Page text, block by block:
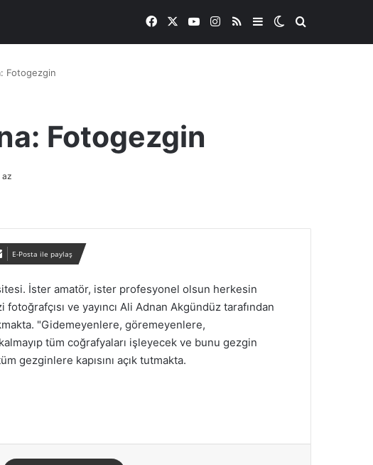
FacebookYouTubeInstagram
RSSKenar Bölmesi
Dış görünümü
Fotogezgin
Fotogezgin
E-Posta ile paylaş
İster amatör, ister profesyonel olsun herkesin
ve yayıncı Ali Adnan Akgündüz tarafından
"Gidemeyenlere, göremeyenlere,
tüm coğrafyaları işleyecek ve bunu gezgin
gezginlere kapısını açık tutmakta.